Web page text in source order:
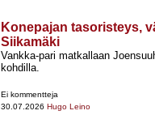
Konepajan tasoristeys,
Siikamäki
Vankka-​pari matkallaan
kohdilla.
Ei kommentteja
30.07.2026 Hugo Leino